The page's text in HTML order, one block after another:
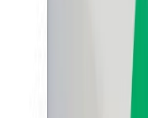
სიახლეები
ბრენდის